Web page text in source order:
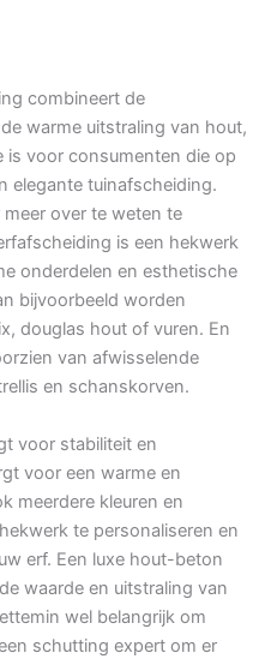
combineert de
warme uitstraling van hout,
voor consumenten die op
elegante tuinafscheiding.
meer over te weten te
is een hekwerk
onderdelen en esthetische
bijvoorbeeld worden
douglas hout of vuren. En
van afwisselende
en schanskorven.
voor stabiliteit en
voor een warme en
meerdere kleuren en
te personaliseren en
erf. Een luxe hout-beton
waarde en uitstraling van
wel belangrijk om
schutting expert om er